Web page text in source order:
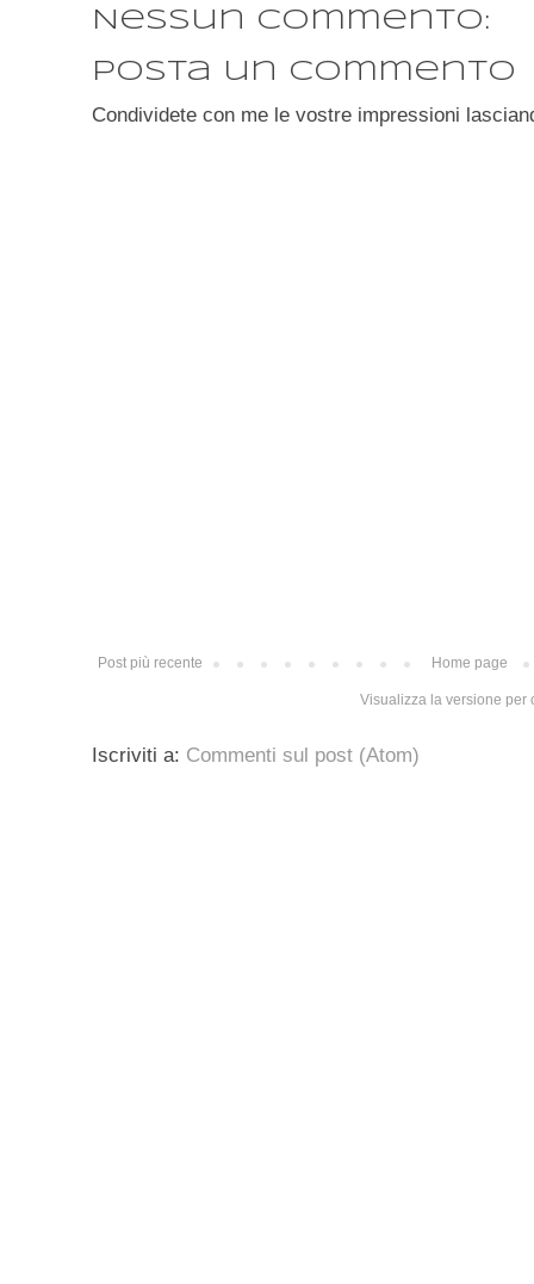
Nessun commento:
Posta un commento
Condividete con me le vostre impressioni
Post più recente Home page
Visualizza la versione per
Iscriviti a: Commenti sul post (Atom)